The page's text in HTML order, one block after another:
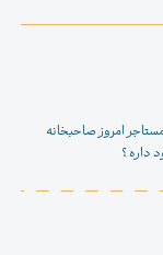
امروز صاحبخانه
داره ؟